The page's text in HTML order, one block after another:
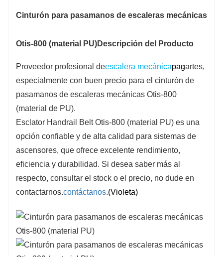
México.
Cinturón para pasamanos de escaleras mecánicas
Otis-800 (material PU)Descripción del Producto
Proveedor profesional deescalera mecánicapagartes,
especialmente con buen precio para el cinturón de
pasamanos de escaleras mecánicas Otis-800
(material de PU).
Esclator Handrail Belt Otis-800 (material PU) es una
opción confiable y de alta calidad para sistemas de
ascensores, que ofrece excelente rendimiento,
eficiencia y durabilidad. Si desea saber más al
respecto, consultar el stock o el precio, no dude en
contactarnos.contáctanos.(Violeta)